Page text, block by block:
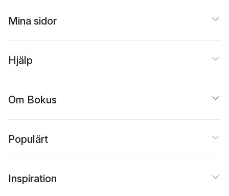
Mina sidor
Hjälp
Om Bokus
Populärt
Inspiration